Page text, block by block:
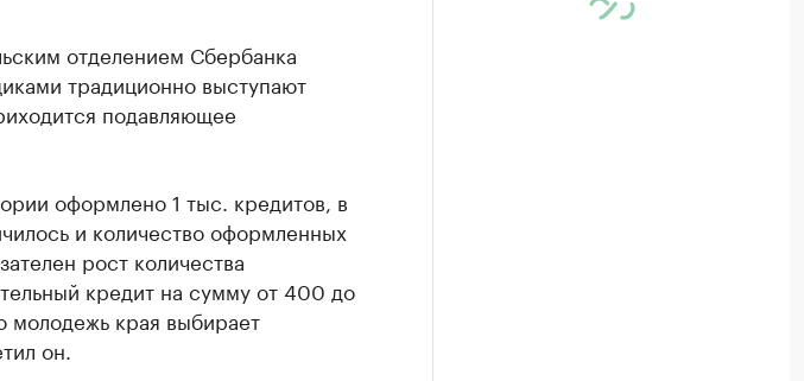
отделением Сбербанка
традиционно выступают
подавляющее
оформлено 1 тыс. кредитов, в
и количество оформленных
рост количества
кредит на сумму от 400 до
молодежь края выбирает
он.